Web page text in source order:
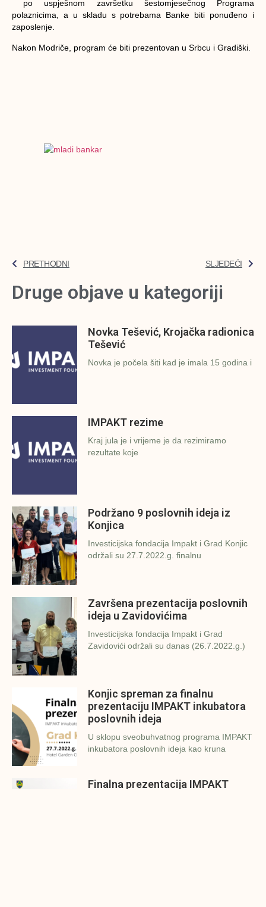
po uspješnom završetku šestomjesečnog Programa
polaznicima, a u skladu s potrebama Banke biti ponuđeno i
zaposlenje.
Nakon Modriče, program će biti prezentovan u Srbcu i Gradiški.
PRETHODNI SLJEDEĆI
Druge objave u kategoriji
Novka Tešević, Krojačka radionica
Tešević
Novka je počela šiti kad je imala 15 godina i
IMPAKT rezime
Kraj jula je i vrijeme je da rezimiramo
rezultate koje
Podržano 9 poslovnih ideja iz
Konjica
Investicijska fondacija Impakt i Grad Konjic
održali su 27.7.2022.g. finalnu
Završena prezentacija poslovnih
ideja u Zavidovićima
Investicijska fondacija Impakt i Grad
Zavidovići održali su danas (26.7.2022.g.)
Konjic spreman za finalnu
prezentaciju IMPAKT inkubatora
poslovnih ideja
U sklopu sveobuhvatnog programa IMPAKT
inkubatora poslovnih ideja kao kruna
Finalna prezentacija IMPAKT